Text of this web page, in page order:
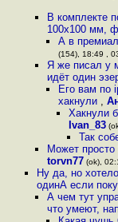
В комплекте
100x100 мм,
А в
(154), 18:49 ,
Я же писал у
идёт один
Его вам по
хакнули ,
Хакнули
Ivan_83
Так
Может
torvn77 (ok),
Ну да, но
одинА если
А чем тут
что умеют,